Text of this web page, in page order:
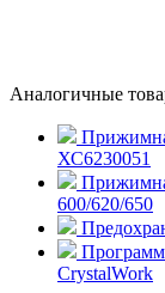
Аналогичные
ХС6230051
600/620/650
CrystalWork